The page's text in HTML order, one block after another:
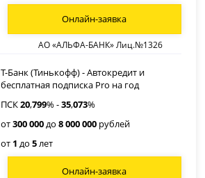
АО «АЛЬФА-БАНК» Лиц.№1326
Онлайн-заявка
Т-Банк (Тинькофф) - Автокредит и
бесплатная подписка Pro на год
ПСК20,799% -35,073%
от300 000до8 000 000 рублей
от 1 до5лет
Онлайн-заявка